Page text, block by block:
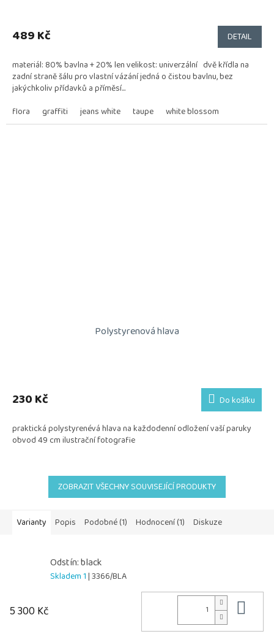
produktu
z
5
hvězdiček.
489 Kč DETAIL
materiál: 80% bavlna + 20% len velikost: univerzální dvě křídla na
zadní straně šálu pro vlastní vázání jedná o čistou bavlnu, bez
jakýchkoliv přídavků a příměsí...
flora
graffiti jeans white taupe white blossom
Polystyrenová hlava
230 Kč Do košíku
praktická polystyrenévá hlava na každodenní odložení vaší paruky
obvod 49 cm ilustrační fotografie
ZOBRAZIT VŠECHNY SOUVISEJÍCÍ PRODUKTY
Varianty Popis Podobné (1) Hodnocení (1) Diskuze
Odstín: black
Skladem 1| 3366/BLA
5 300 Kč